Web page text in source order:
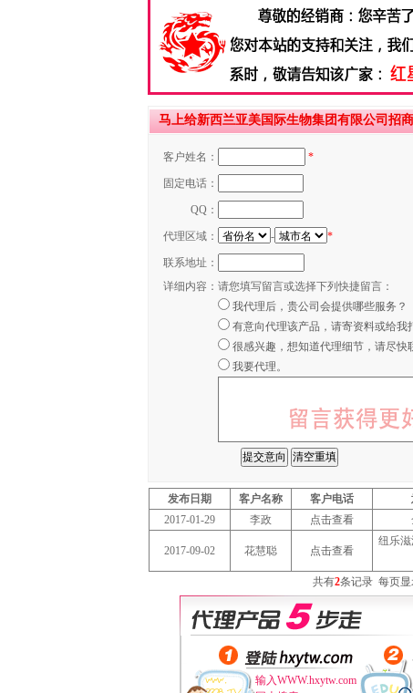
马上给新西兰亚美国际生物集团有限公司招
客户姓名： *
固定电话：
QQ：
代理区域： - *
联系地址：
详细内容： 请您填写留言或选择下列快捷留言：
我代理后，贵公司会提供哪些服务？
有意向代理该产品，请寄资料或给我
很感兴趣，想知道代理细节，请尽快
我要代理。
发布日期 客户名称 客户电话
2017-01-29
李政 点击查看
2017-09-02 花慧聪 点击查看
纽乐
共有2条记录 每页
输入WWW.hxytw.com